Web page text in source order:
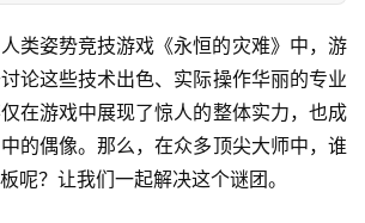
类姿势竞技游戏《永恒的灾难》中，游
论这些技术出色、实际操作华丽的专业
在游戏中展现了惊人的整体实力，也成
的偶像。那么，在众多顶尖大师中，谁
呢？让我们一起解决这个谜团。